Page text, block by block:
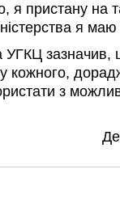
я пристану на
я
УГКЦ
кожного,
з